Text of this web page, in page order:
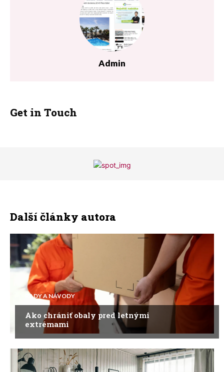
Admin
Get in Touch
Další články autora
RADY A NÁVODY
Ako chrániť obaly pred letnými
extrémami